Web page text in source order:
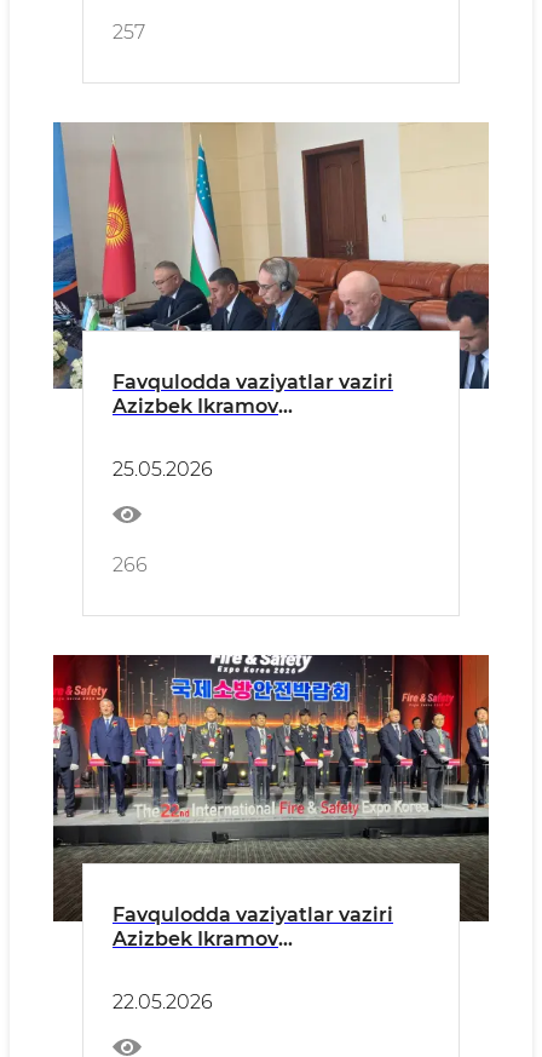
257
Favqulodda vaziyatlar vaziri
Azizbek Ikramov
poytaxtida o‘tkazilgan qator
xalqaro tadbirlarda ishtirok
etdi
25.05.2026
266
Favqulodda vaziyatlar vaziri
Azizbek Ikramov
oʻtgan qator xalqaro
tadbirlarda ishtirok etdi
22.05.2026